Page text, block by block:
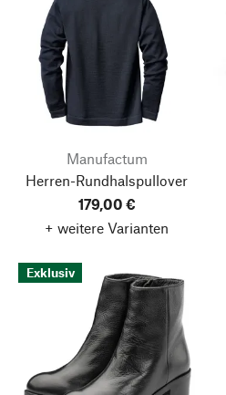
Manufactum
Herren-Rundhalspullover
179,00 €
+ weitere Varianten
Exklusiv